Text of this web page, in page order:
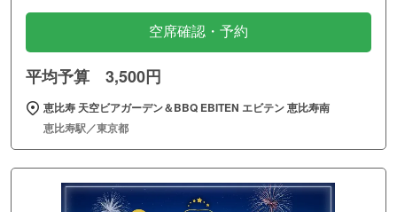
空席確認・予約
平均予算 3,500円
恵比寿 天空ビアガーデン＆BBQ EBITEN エビテン 恵比寿南
恵比寿駅／東京都